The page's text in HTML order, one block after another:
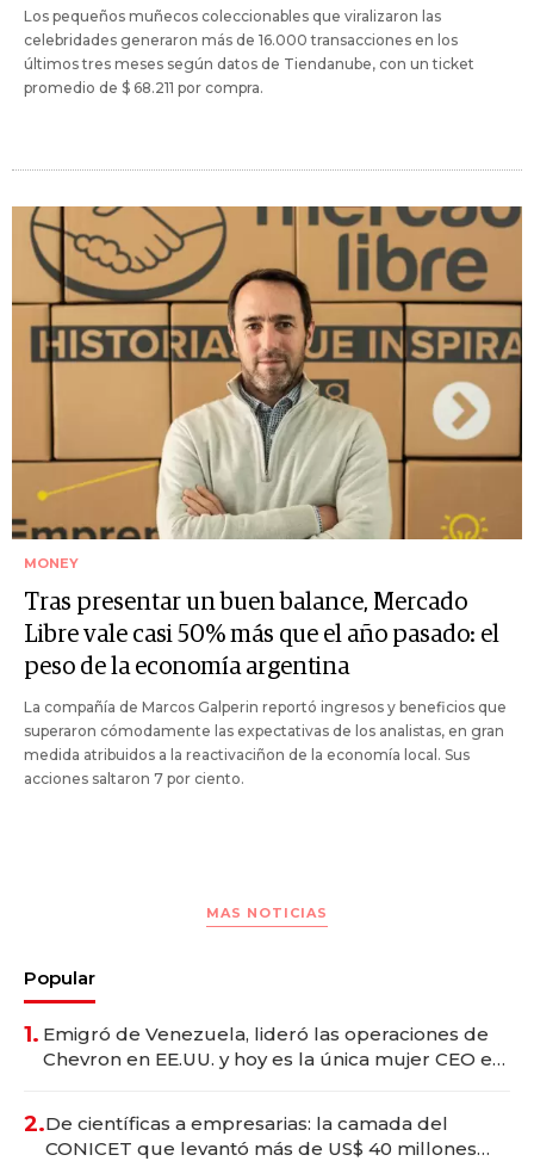
Los pequeños muñecos coleccionables que viralizaron las
celebridades generaron más de 16.000 transacciones en los
últimos tres meses según datos de Tiendanube, con un ticket
promedio de $ 68.211 por compra.
MONEY
Tras presentar un buen balance, Mercado
Libre vale casi 50% más que el año pasado: el
peso de la economía argentina
La compañía de Marcos Galperin reportó ingresos y beneficios que
superaron cómodamente las expectativas de los analistas, en gran
medida atribuidos a la reactivaciñon de la economía local. Sus
acciones saltaron 7 por ciento.
MAS NOTICIAS
Popular
1. Emigró de Venezuela, lideró las operaciones de
Chevron en EE.UU. y hoy es la única mujer CEO en
2.De científicas a empresarias: la camada del
CONICET que levantó más de US$ 40 millones